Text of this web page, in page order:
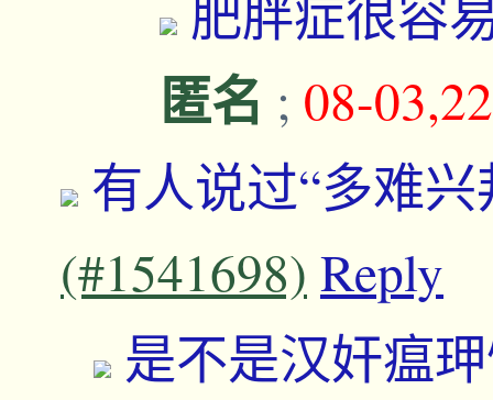
肥胖症很容
匿名 ; 08-
有人说过“多难
(#1541698) Reply
是不是汉奸瘟